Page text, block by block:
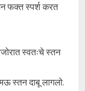
फक्त स्पर्श करत
स्वतःचे स्तन
स्तन दाबू लागलो.